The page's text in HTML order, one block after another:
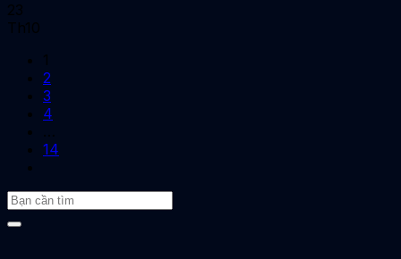
23
Th10
1
2
3
4
…
14